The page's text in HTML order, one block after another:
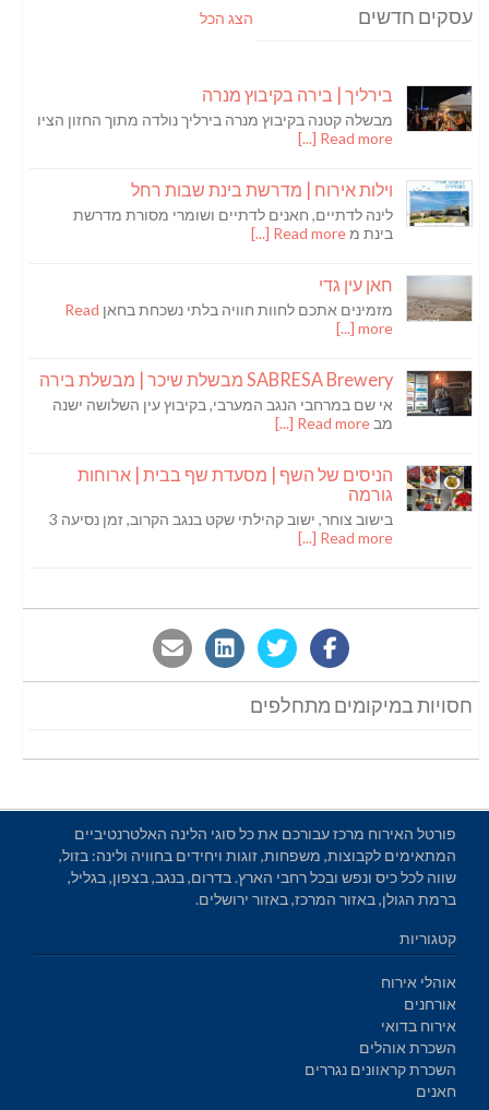
עסקים חדשים הצג הכל
בירליך | בירה בקיבוץ מנרה
מבשלה קטנה בקיבוץ מנרה בירליך נולדה מתוך החזון הציו
Read more [...]
וילות אירוח | מדרשת בינת שבות רחל
לינה לדתיים, חאנים לדתיים ושומרי מסורת מדרשת
בינת מRead more [...]
חאן עין גדי
מזמינים אתכם לחוות חוויה בלתי נשכחת בחאן Read
more [...]
SABRESA Brewery מבשלת שיכר | מבשלת בירה
אי שם במרחבי הנגב המערבי, בקיבוץ עין השלושה ישנה
מב Read more [...]
הניסים של השף | מסעדת שף בבית | ארוחות
גורמה
בישוב צוחר, ישוב קהילתי שקט בנגב הקרוב, זמן נסיעה 3
Read more [...]
חסויות במיקומים מתחלפים
פורטל האירוח מרכז עבורכם את כל סוגי הלינה האלטרנטיביים
המתאימים לקבוצות, משפחות, זוגות ויחידים בחוויה ולינה: בזול,
שווה לכל כיס ונפש ובכל רחבי הארץ. בדרום, בנגב, בצפון, בגליל,
ברמת הגולן, באזור המרכז, באזור ירושלים.
קטגוריות
אוהלי אירוח
אורחנים
אירוח בדואי
השכרת אוהלים
השכרת קראוונים נגררים
חאנים